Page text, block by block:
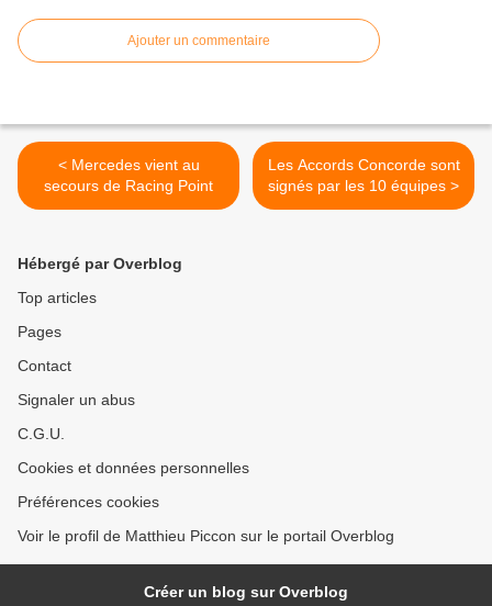
Ajouter un commentaire
< Mercedes vient au
secours de Racing Point
Les Accords Concorde sont
signés par les 10 équipes >
Hébergé par Overblog
Top articles
Pages
Contact
Signaler un abus
C.G.U.
Cookies et données personnelles
Préférences cookies
Voir le profil de Matthieu Piccon sur le portail Overblog
Créer un blog sur Overblog